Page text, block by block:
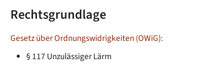
Rechtsgrundlage
Gesetz über Ordnungswidrigkeiten (OWiG):
§ 117 Unzulässiger Lärm